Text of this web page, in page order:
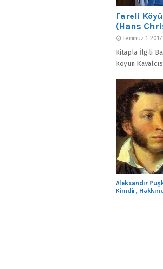
Fareli
(Hans
Temmuz 1, 2017
Kitapla İlgili
Köyün
Aleksandır
Kimdir,